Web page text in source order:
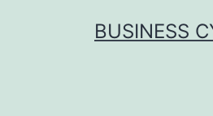
BUSINESS